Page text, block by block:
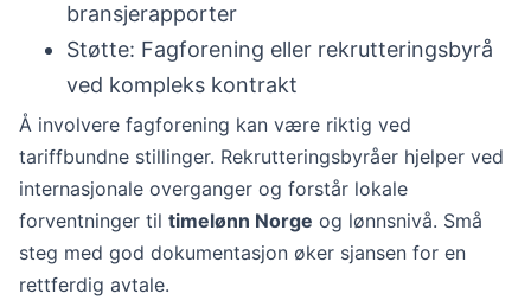
bransjerapporter
Støtte: Fagforening eller rekrutteringsbyrå
ved kompleks kontrakt
Å involvere fagforening kan være riktig ved
tariffbundne stillinger. Rekrutteringsbyråer hjelper ved
internasjonale overganger og forstår lokale
forventninger til timelønn Norge og lønnsnivå. Små
steg med god dokumentasjon øker sjansen for en
rettferdig avtale.